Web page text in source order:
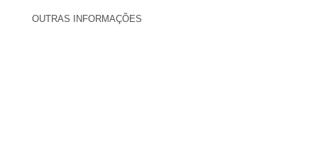
OUTRAS INFORMAÇÕES